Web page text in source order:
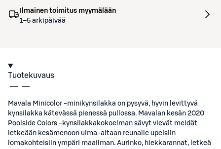
Ilmainen toimitus myymälään
1–5 arkipäivää
Tuotekuvaus
Mavala Minicolor -minikynsilakka on pysyvä, hyvin levittyvä
kynsilakka kätevässä pienessä pullossa. Mavalan kesän 2020
Poolside Colors -kynsilakkakokoelman sävyt vievät meidät
letkeään kesämenoon uima-altaan reunalle upeisiin
lomakohteisiin ympäri maailman. Aurinko, hiekkarannat, letkeä